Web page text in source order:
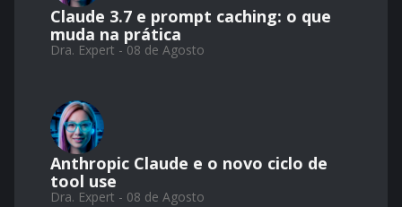
Claude 3.7 e prompt caching: o que
muda na prática
Dra. Expert - 08 de Agosto
Anthropic Claude e o novo ciclo de
tool use
Dra. Expert - 08 de Agosto